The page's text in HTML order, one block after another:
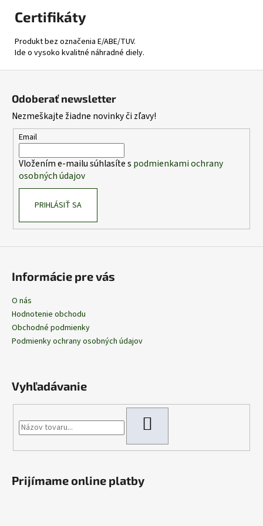
Certifikáty
Produkt bez označenia E/ABE/TUV.
Ide o vysoko kvalitné náhradné diely.
Odoberať newsletter
Nezmeškajte žiadne novinky či zľavy!
Email
Vložením e-mailu súhlasíte s podmienkami ochrany
osobných údajov
PRIHLÁSIŤ SA
Informácie pre vás
O nás
Hodnotenie obchodu
Obchodné podmienky
Podmienky ochrany osobných údajov
Vyhľadávanie
Prijímame online platby